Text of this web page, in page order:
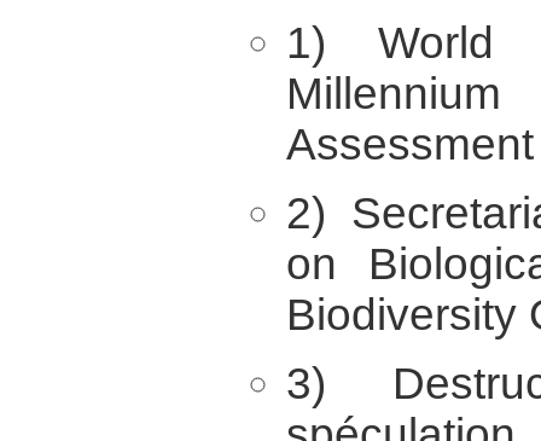
1) World
Assessment
2)
on
Biodiversity
3)